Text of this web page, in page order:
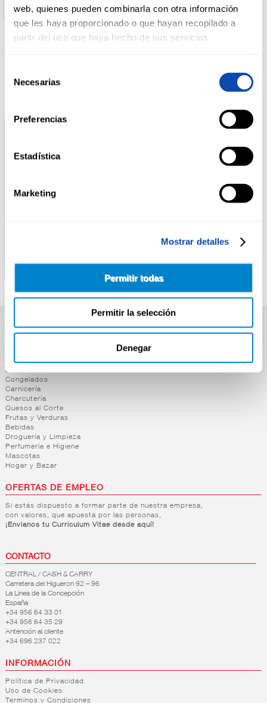
web, quienes pueden combinarla con otra información
que les haya proporcionado o que hayan recopilado a
partir del uso que haya hecho de sus servicios.
Necesarias
Preferencias
Estadística
Marketing
Mostrar detalles
Permitir todas
Permitir la selección
Denegar
MASCOTAS
UBAGO
SUPERMERCADO
Desayuno y Merienda
Lácteos
Congelados
Carnicería
Charcutería
Quesos al Corte
Frutas y Verduras
Bebidas
Droguería y Limpieza
Perfumería e Higiene
Mascotas
Hogar y Bazar
OFERTAS DE EMPLEO
Si estás dispuesto a formar parte de nuestra empresa,
con valores, que apuesta por las personas,
¡Envianos tu Curriculum Vitae desde aquí!
CONTACTO
CENTRAL / CASH & CARRY
Carretera del Higueron 92 – 96
La Linea de la Concepción
España
+34 956 64 33 01
+34 956 64 35 29
Antención al cliente
+34 696 237 022
INFORMACIÓN
Política de Privacidad
Uso de Cookies
Terminos y Condiciones